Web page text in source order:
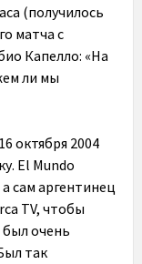
(получилось
матча с
Капелло: «На
ли мы
октября 2004
El Mundo
сам аргентинец
TV, чтобы
очень
так